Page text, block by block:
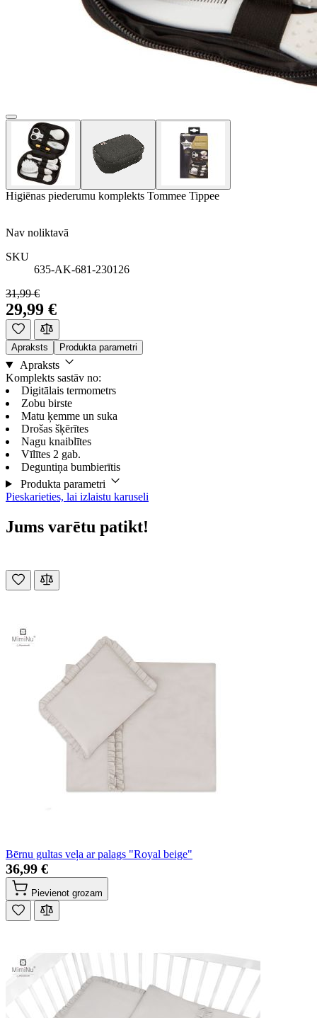
Higiēnas piederumu komplekts Tommee Tippee
Nav noliktavā
SKU
635-AK-681-230126
31,99 €
29,99 €
Apraksts Produkta parametri
Apraksts
Komplekts sastāv no:
Digitālais termometrs
Zobu birste
Matu ķemme un suka
Drošas šķērītes
Nagu knaiblītes
Vīlītes 2 gab.
Deguntiņa bumbierītis
Produkta parametri
Pieskarieties, lai izlaistu karuseli
Jums varētu patikt!
Bērnu gultas veļa ar palags "Royal beige"
36,99 €
Pievienot grozam